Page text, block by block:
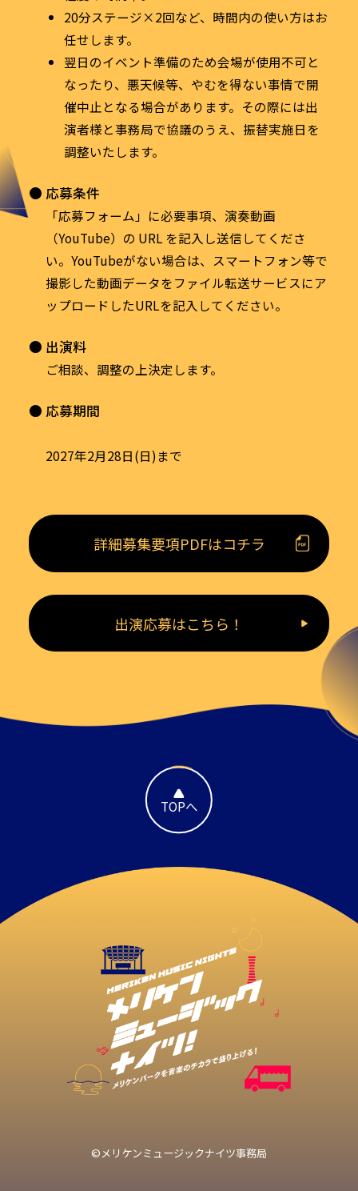
20分ステージ×2回など、時間内の使い方はお
任せします。
翌日のイベント準備のため会場が使用不可と
なったり、悪天候等、やむを得ない事情で開
催中止となる場合があります。その際には出
演者様と事務局で協議のうえ、振替実施日を
調整いたします。
応募条件
「応募フォーム」に必要事項、演奏動画
（YouTube）の URL を記入し送信してくださ
い。YouTubeがない場合は、スマートフォン等で
撮影した動画データをファイル転送サービスにア
ップロードしたURLを記入してください。
出演料
ご相談、調整の上決定します。
応募期間
2027年2月28日(日)まで​
詳細募集要項PDFはコチラ
出演応募はこちら！
©メリケンミュージックナイツ事務局
TOPへ